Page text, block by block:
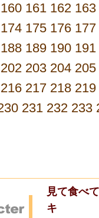
160 161 162 163
174 175 176 177
188 189 190 191
202 203 204 205
216 217 218 219
231 232 233
見て食べ
キ